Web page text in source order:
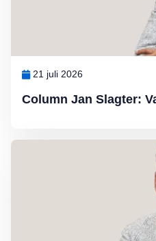
Column Jan Slagter:
21 juli 2026
Lees meer over Column Jan